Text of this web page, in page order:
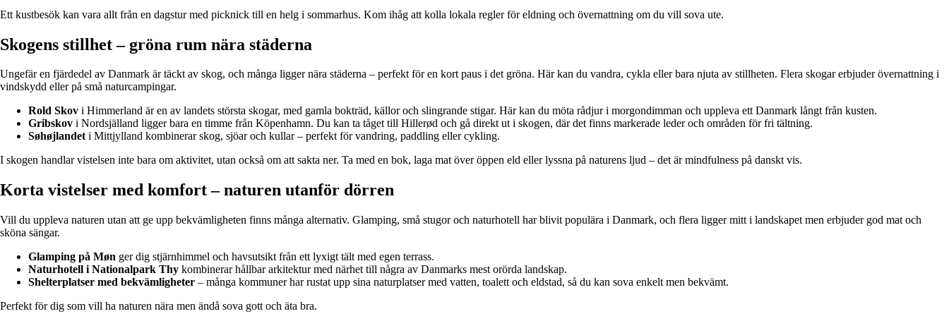
Ett kustbesök kan vara allt från en dagstur med picknick till en helg i sommarhus. Kom ihåg att kolla lokala regler för eldning och övernattning om du vill sova ute.
Skogens stillhet – gröna rum nära städerna
Ungefär en fjärdedel av Danmark är täckt av skog, och många ligger nära städerna – perfekt för en kort paus i det gröna. Här kan du vandra, cykla eller bara njuta av stillheten. Flera skogar erbjuder övernattning i
vindskydd eller på små naturcampingar.
Rold Skov i Himmerland är en av landets största skogar, med gamla bokträd, källor och slingrande stigar. Här kan du möta rådjur i morgondimman och uppleva ett Danmark långt från kusten.
Gribskov i Nordsjälland ligger bara en timme från Köpenhamn. Du kan ta tåget till Hillerød och gå direkt ut i skogen, där det finns markerade leder och områden för fri tältning.
Søhøjlandeti Mittjylland kombinerar skog, sjöar och kullar – perfekt för vandring, paddling eller cykling.
I skogen handlar vistelsen inte bara om aktivitet, utan också om att sakta ner. Ta med en bok, laga mat över öppen eld eller lyssna på naturens ljud – det är mindfulness på danskt vis.
Korta vistelser med komfort – naturen utanför dörren
Vill du uppleva naturen utan att ge upp bekvämligheten finns många alternativ. Glamping, små stugor och naturhotell har blivit populära i Danmark, och flera ligger mitt i landskapet men erbjuder god mat och
sköna sängar.
Glamping på Møn ger dig stjärnhimmel och havsutsikt från ett lyxigt tält med egen terrass.
Naturhotell i Nationalpark Thy kombinerar hållbar arkitektur med närhet till några av Danmarks mest orörda landskap.
Shelterplatser med bekvämligheter – många kommuner har rustat upp sina naturplatser med vatten, toalett och eldstad, så du kan sova enkelt men bekvämt.
Perfekt för dig som vill ha naturen nära men ändå sova gott och äta bra.